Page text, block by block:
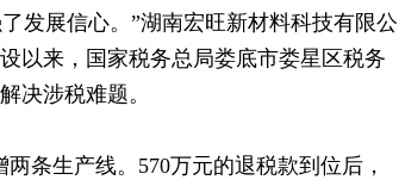
发展信心。”湖南宏旺新材料科技有限公
以来，国家税务总局娄底市娄星区税务
决涉税难题。
条生产线。570万元的退税款到位后，